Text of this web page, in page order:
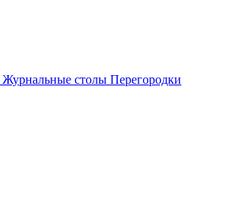
Журнальные столы Перегородки